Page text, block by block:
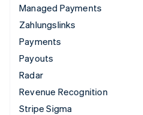
Managed Payments
Zahlungslinks
Payments
Payouts
Radar
Revenue Recognition
Stripe Sigma